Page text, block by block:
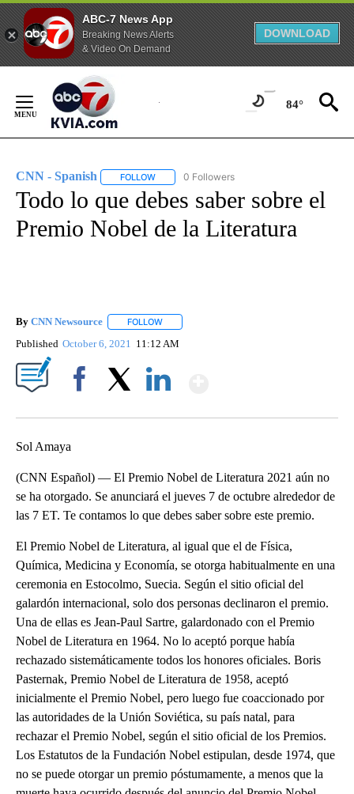
ABC-7 News App
Breaking News Alerts
& Video On Demand
DOWNLOAD
Content
84°
CNN - Spanish FOLLOW FOLLOW "CNN - SPANISH" TO RECEIVE
0 Followers
Todo lo que debes saber sobre el
Premio Nobel de la Literatura
By CNN Newsource FOLLOW
Published October 6, 2021 11:12 AM
Sol Amaya
(CNN Español) — El Premio Nobel de Literatura 2021 aún no
se ha otorgado. Se anunciará el jueves 7 de octubre alrededor de
las 7 ET. Te contamos lo que debes saber sobre este premio.
El Premio Nobel de Literatura, al igual que el de Física,
Química, Medicina y Economía, se otorga habitualmente en una
ceremonia en Estocolmo, Suecia. Según el sitio oficial del
galardón internacional, solo dos personas declinaron el premio.
Una de ellas es Jean-Paul Sartre, galardonado con el Premio
Nobel de Literatura en 1964. No lo aceptó porque había
rechazado sistemáticamente todos los honores oficiales. Boris
Pasternak, Premio Nobel de Literatura de 1958, aceptó
inicialmente el Premio Nobel, pero luego fue coaccionado por
las autoridades de la Unión Soviética, su país natal, para
rechazar el Premio Nobel, según el sitio oficial de los Premios.
Los Estatutos de la Fundación Nobel estipulan, desde 1974, que
no se puede otorgar un premio póstumamente, a menos que la